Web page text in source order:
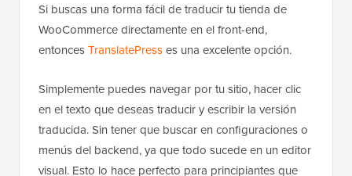
Si buscas una forma fácil de traducir tu tienda de
WooCommerce directamente en el front-end,
entoncesTranslatePresses una excelente opción.
Simplemente puedes navegar por tu sitio, hacer clic
en el texto que deseas traducir y escribir la versión
traducida. Sin tener que buscar en configuraciones o
menús del backend, ya que todo sucede en un editor
visual. Esto lo hace perfecto para principiantes que